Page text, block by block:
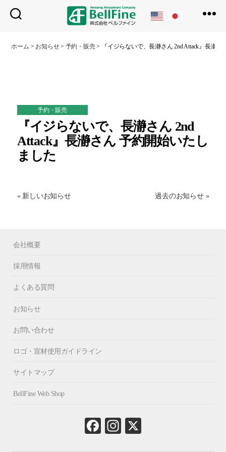
フ
ホーム > お知らせ> 予約・販売> 『イジらないで、長瀞さん 2nd Attack』長瀞
予約・販売
『イジらないで、長瀞さん 2nd
Attack』長瀞さん 予約開始いたし
ました
« 新しいお知らせ 過去のお知らせ »
会社概要
採用情報
よくある質問
お知らせ
お問い合わせ
ロゴ・宣材使用ガイドライン
サイトマップ
BellFine Web Shop
Fa
ce
In
st